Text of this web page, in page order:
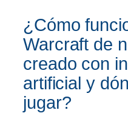
¿Cómo
Warcraft de
creado con
artificial y
jugar?